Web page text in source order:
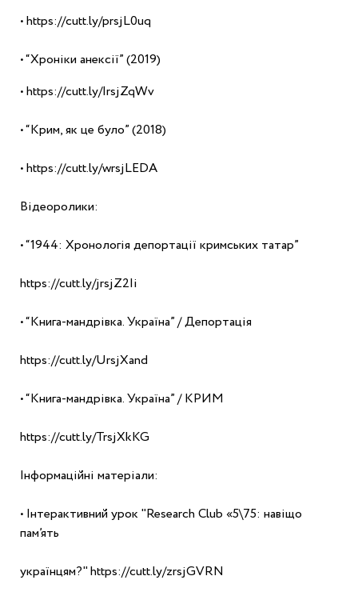
• https://cutt.ly/prsjL0uq
• “Хроніки анексії” (2019)
• https://cutt.ly/IrsjZqWv
• “Крим, як це було” (2018)
• https://cutt.ly/wrsjLEDA
Відеоролики:
• “1944: Хронологія депортації кримських татар”
https://cutt.ly/jrsjZ2Ii
• “Книга-мандрівка. Україна” / Депортація
https://cutt.ly/UrsjXand
• “Книга-мандрівка. Україна” / КРИМ
https://cutt.ly/TrsjXkKG
Інформаційні матеріали:
• Інтерактивний урок "Research Club «5\75: навіщо
пам’ять
українцям?" https://cutt.ly/zrsjGVRN